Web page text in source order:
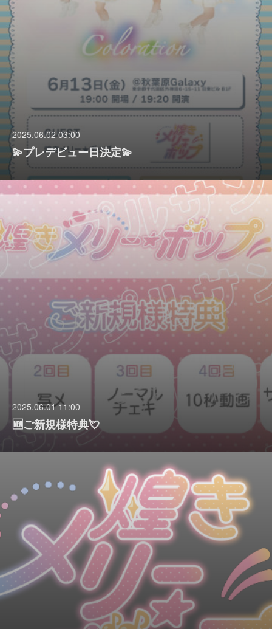
2025.06.02 03:00
💫プレデビュー日決定💫
2025.06.01 11:00
🆕ご新規様特典💘